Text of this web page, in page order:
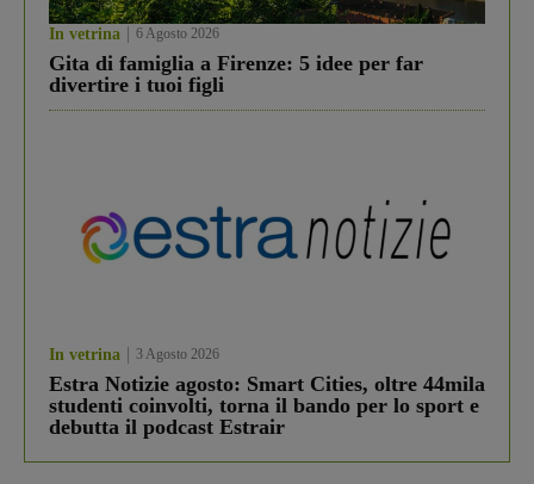
In vetrina 6 Agosto 2026
Gita di famiglia a Firenze: 5 idee per far
divertire i tuoi figli
In vetrina 3 Agosto 2026
Estra Notizie agosto: Smart Cities, oltre 44mila
studenti coinvolti, torna il bando per lo sport e
debutta il podcast Estrair